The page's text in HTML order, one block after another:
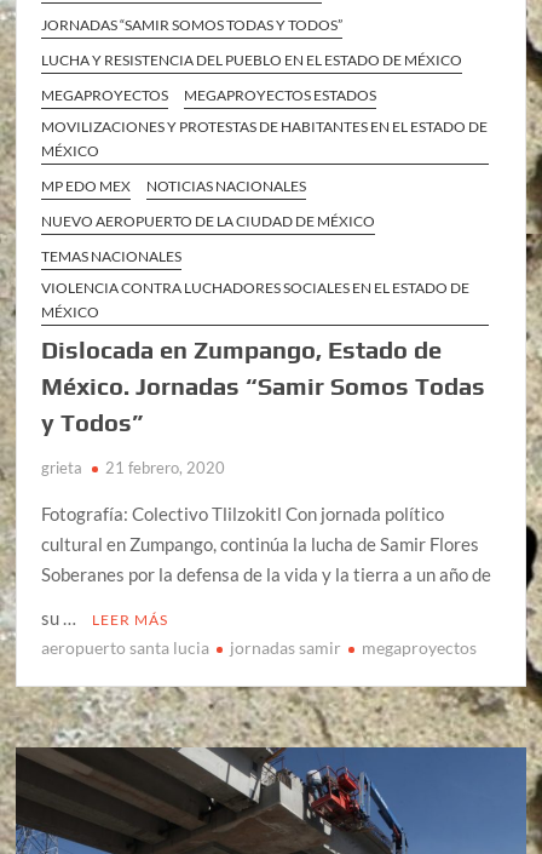
JORNADAS “SAMIR SOMOS TODAS Y TODOS”
LUCHA Y RESISTENCIA DEL PUEBLO EN EL ESTADO DE MÉXICO
MEGAPROYECTOS
MEGAPROYECTOS ESTADOS
MOVILIZACIONES Y PROTESTAS DE HABITANTES EN EL ESTADO DE
MÉXICO
MP EDO MEX
NOTICIAS NACIONALES
NUEVO AEROPUERTO DE LA CIUDAD DE MÉXICO
TEMAS NACIONALES
VIOLENCIA CONTRA LUCHADORES SOCIALES EN EL ESTADO DE
MÉXICO
Dislocada en Zumpango, Estado de
México. Jornadas “Samir Somos Todas
y Todos”
grieta 21 febrero, 2020
Fotografía: Colectivo Tlilzokitl Con jornada político
cultural en Zumpango, continúa la lucha de Samir Flores
Soberanes por la defensa de la vida y la tierra a un año de
su …
LEER MÁS
aeropuerto santa lucia jornadas samir megaproyectos